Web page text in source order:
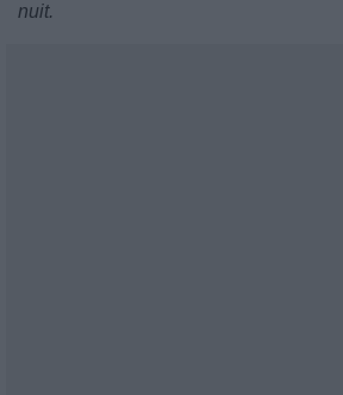
nuit.